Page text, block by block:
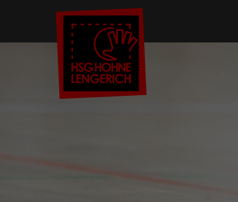
Der Eintrag "offcanvas-col1" existiert
leider nicht.